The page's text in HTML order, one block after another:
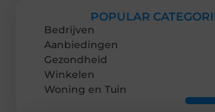
POPULAR
Bedrijven
Aanbiedingen
Gezondheid
Winkelen
Woning en Tuin